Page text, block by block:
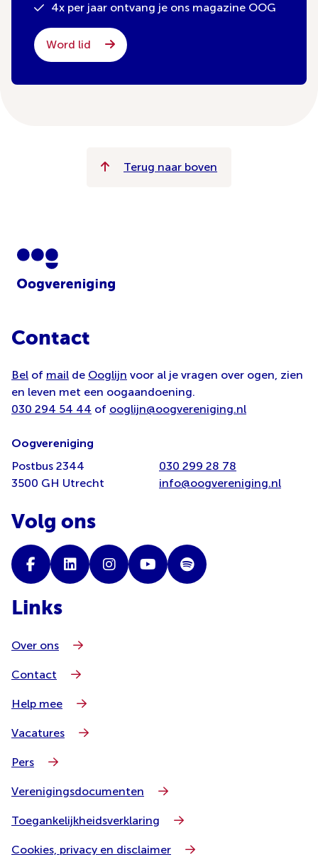
4x per jaar ontvang je ons magazine OOG
Word lid
Terug naar boven
Contact
Bel of mail de Ooglijn voor al je vragen over ogen, zien
en leven met een oogaandoening.
030 294 54 44 of ooglijn@oogvereniging.nl
Oogvereniging
Postbus 2344
3500 GH Utrecht
030 299 28 78
info@oogvereniging.nl
Volg ons
Links
Over ons
Contact
Help mee
Vacatures
Pers
Verenigingsdocumenten
Toegankelijkheidsverklaring
Cookies, privacy en disclaimer